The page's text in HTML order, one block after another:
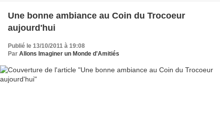
Une bonne ambiance au Coin du Trocoeur
aujourd'hui
Publié le 13/10/2011 à 19:08
Par Allons Imaginer un Monde d'Amitiés